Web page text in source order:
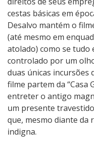
cestas básicas em
Desalvo mantém o
(até mesmo em
atolado) como se tudo
controlado por um
duas únicas incursões
filme partem da “Casa
entreter o antigo
um presente
que, mesmo diante da
indigna.